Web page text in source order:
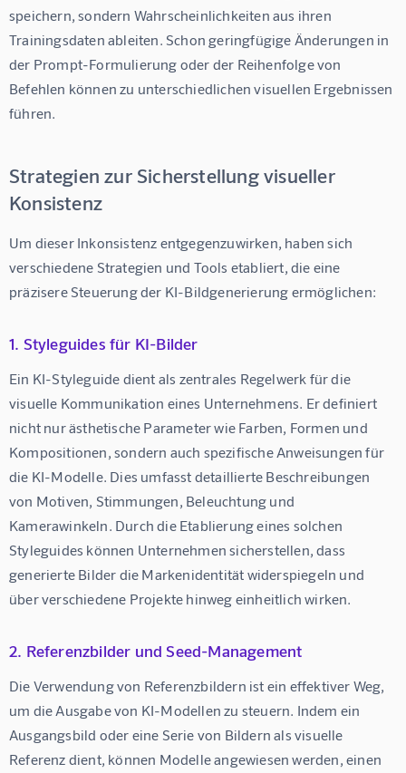
speichern, sondern Wahrscheinlichkeiten aus ihren
Trainingsdaten ableiten. Schon geringfügige Änderungen in
der Prompt-Formulierung oder der Reihenfolge von
Befehlen können zu unterschiedlichen visuellen Ergebnissen
führen.
Strategien zur Sicherstellung visueller
Konsistenz
Um dieser Inkonsistenz entgegenzuwirken, haben sich
verschiedene Strategien und Tools etabliert, die eine
präzisere Steuerung der KI-Bildgenerierung ermöglichen:
1. Styleguides für KI-Bilder
Ein KI-Styleguide dient als zentrales Regelwerk für die
visuelle Kommunikation eines Unternehmens. Er definiert
nicht nur ästhetische Parameter wie Farben, Formen und
Kompositionen, sondern auch spezifische Anweisungen für
die KI-Modelle. Dies umfasst detaillierte Beschreibungen
von Motiven, Stimmungen, Beleuchtung und
Kamerawinkeln. Durch die Etablierung eines solchen
Styleguides können Unternehmen sicherstellen, dass
generierte Bilder die Markenidentität widerspiegeln und
über verschiedene Projekte hinweg einheitlich wirken.
2. Referenzbilder und Seed-Management
Die Verwendung von Referenzbildern ist ein effektiver Weg,
um die Ausgabe von KI-Modellen zu steuern. Indem ein
Ausgangsbild oder eine Serie von Bildern als visuelle
Referenz dient, können Modelle angewiesen werden, einen